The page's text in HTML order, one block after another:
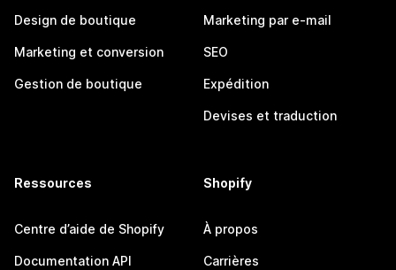
Design de boutique
Marketing et conversion
Gestion de boutique
Marketing par e-mail
SEO
Expédition
Devises et traduction
Ressources
Centre d’aide de Shopify
Documentation API
Shopify
À propos
Carrières